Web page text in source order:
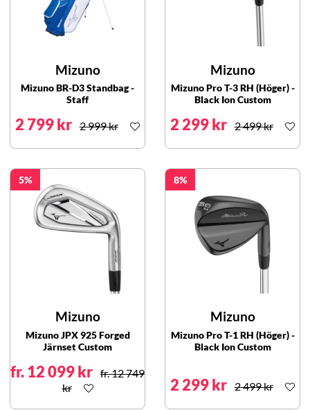
Mizuno
Mizuno BR-D3 Standbag -
Staff
2 799 kr 2 999 kr
Mizuno
Mizuno Pro T-3 RH (Höger) -
Black Ion Custom
2 299 kr 2 499 kr
5
Mizuno
Mizuno JPX 925 Forged
Järnset Custom
fr. 12 099 kr fr. 12 749
kr
8
Mizuno
Mizuno Pro T-1 RH (Höger) -
Black Ion Custom
2 299 kr 2 499 kr